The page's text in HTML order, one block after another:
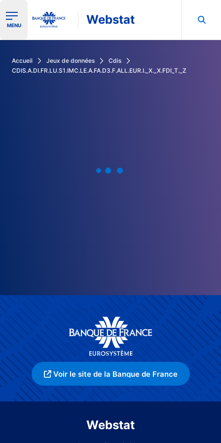
Ouvrir le menu de navigation
MENU Webstat
Accueil Jeux de données
Cdis
CDIS.A.DI.FR.LU.S1.IMC.LE.A.FA.D3.F.ALL.EUR.I._X._X.FDI_T._Z
Voir le site de la Banque de France
Webstat